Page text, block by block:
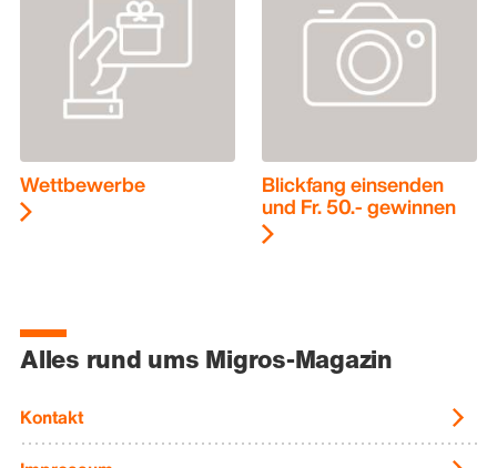
Wettbewerbe Blickfang einsenden
und Fr. 50.- gewinnen
Alles rund ums Migros-Magazin
Kontakt